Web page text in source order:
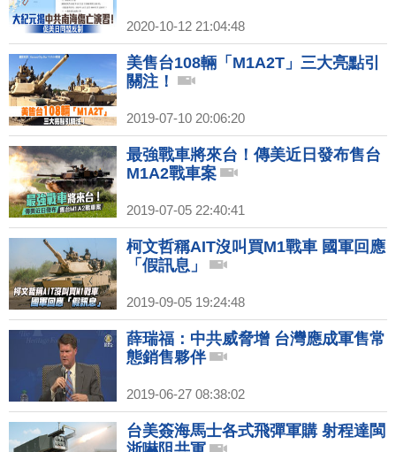
2020-10-12 21:04:48
美售台108輛「M1A2T」三大亮點引
關注！
2019-07-10 20:06:20
最強戰車將來台！傳美近日發布售台
M1A2戰車案
2019-07-05 22:40:41
柯文哲稱AIT沒叫買M1戰車 國軍回應
「假訊息」
2019-09-05 19:24:48
薛瑞福：中共威脅增 台灣應成軍售常
態銷售夥伴
2019-06-27 08:38:02
台美簽海馬士各式飛彈軍購 射程達閩